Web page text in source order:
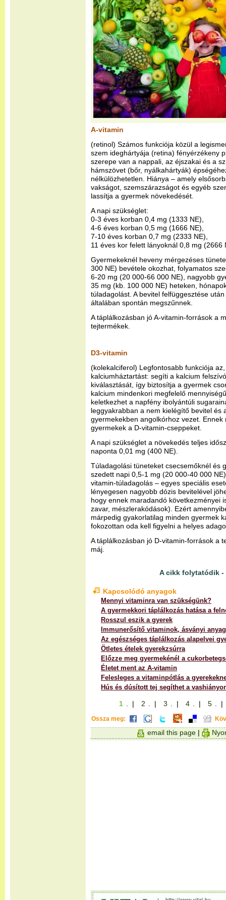
A-vitamin
(retinol) Számos funkciója közül a
szem ideghártyája (retina) fényérzékeny
szerepe van a nappali, az éjszakai és a
hámszövet (bőr, nyálkahártyák)
nélkülözhetetlen. Hiánya – amely
vakságot, szemszárazságot és egyéb
lassítja a gyermek növekedését.
A napi szükséglet:
0-3 éves korban 0,4 mg (1333 NE),
4-6 éves korban 0,5 mg (1666 NE),
7-10 éves korban 0,7 mg (2333 NE),
11 éves kor felett lányoknál 0,8 mg
Gyermekeknél heveny mérgezéses
300 NE) bevétele okozhat, folyamatos
6-20 mg (20 000-66 000 NE), nagyobb
35 mg (kb. 100 000 NE) heteken,
túladagolást. A bevitel felfüggesztése
általában spontán megszűnnek.
A táplálkozásban jó A-vitamin-források a
tejtermékek.
D3-vitamin
(kolekalciferol) Legfontosabb funkciója
kalciumháztartást: segíti a kalcium
kiválasztását, így biztosítja a gyermek
kalcium mindenkori megfelelő
keletkezhet a napfény ibolyántúli
leggyakrabban a nem kielégítő bevitel és
gyermekekben angolkórhoz vezet.
gyermekek a D-vitamin-cseppeket.
A napi szükséglet a növekedés teljes
naponta 0,01 mg (400 NE).
Túladagolási tüneteket csecsemőknél és
szedett napi 0,5-1 mg (20 000-40 000
vitamin-túladagolás – egyes speciális
lényegesen nagyobb dózis bevitelével
hogy ennek maradandó következményei
zavar, mészlerakódások). Ezért
márpedig gyakorlatilag minden gyermek
fokozottan oda kell figyelni a helyes
A táplálkozásban jó D-vitamin-források a
máj.
A cikk folytatódik -
Kapcsolódó anyagok
Mennyi vitaminra van szükségünk?
A gyermekkori táplálkozás hatása a
Rosszul eszik a gyerek
Immunerősítő vitaminok, ásványi
Az egészséges táplálkozás alapelvei
Ötletes ételek gyerekzsúrra
Előzze meg gyermekénél a
Életet ment az A-vitamin
Felesleges a vitaminpótlás a
Hús és dúsított tej segíthet a
1 . | 2 . | 3 . | 4 . | 5 .
Ossza meg:
email this page |